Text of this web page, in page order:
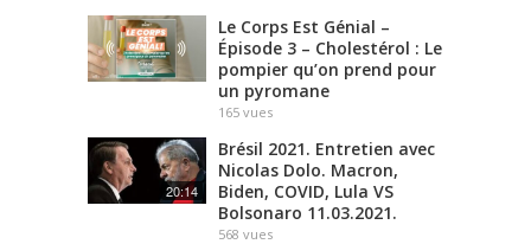
Le Corps Est Génial –
Épisode 3 – Cholestérol : Le
pompier qu’on prend pour
un pyromane
165 vues
20:14
Brésil 2021. Entretien avec
Nicolas Dolo. Macron,
Biden, COVID, Lula VS
Bolsonaro 11.03.2021.
568 vues